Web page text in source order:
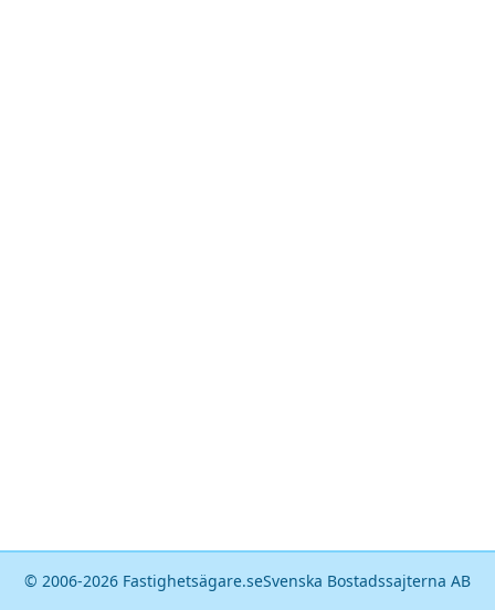
© 2006-2026 Fastighetsägare.seSvenska Bostadssajterna AB